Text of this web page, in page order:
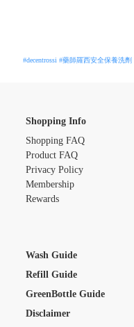
#decentrossi #藥師羅西安全保養洗劑
Shopping Info
Shopping FAQ
Product FAQ
Privacy Policy
Membership
Rewards
Wash Guide
Refill Guide
GreenBottle Guide
Disclaimer